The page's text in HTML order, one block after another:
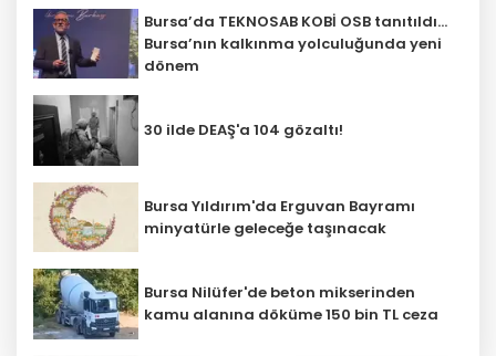
Bursa’da TEKNOSAB KOBİ OSB tanıtıldı...
Bursa’nın kalkınma yolculuğunda yeni
dönem
30 ilde DEAŞ'a 104 gözaltı!
Bursa Yıldırım'da Erguvan Bayramı
minyatürle geleceğe taşınacak
Bursa Nilüfer'de beton mikserinden
kamu alanına döküme 150 bin TL ceza